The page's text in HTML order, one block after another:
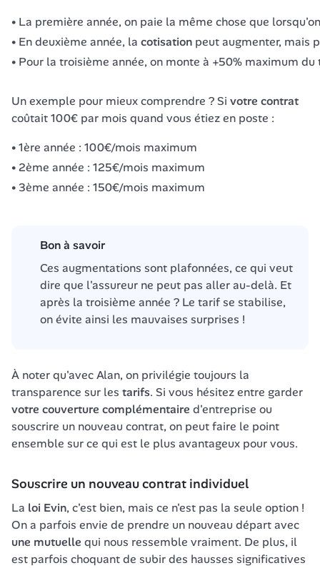
La première année, on paie la même chose que
En deuxième année, la cotisation peut augmenter, mais
Pour la troisième année, on monte à +50% maximum
Un exemple pour mieux comprendre ? Si votre contrat
coûtait 100€ par mois quand vous étiez en poste :
1ère année : 100€/mois maximum
2ème année : 125€/mois maximum
3ème année : 150€/mois maximum
Bon à savoir
Ces augmentations sont plafonnées, ce qui veut
dire que l'assureur ne peut pas aller au-delà. Et
après la troisième année ? Le tarif se stabilise,
on évite ainsi les mauvaises surprises !
À noter qu'avec Alan, on privilégie toujours la
transparence sur les tarifs
votre couverture complémentaire d'entreprise ou
souscrire un nouveau contrat, on peut faire le point
ensemble sur ce qui est le plus avantageux pour vous.
Souscrire un nouveau contrat individuel
La loi Evin, c'est bien, mais ce n'est pas la seule option !
une mutuelle qui nous ressemble vraiment. De plus, il
est parfois choquant de subir des hausses significatives